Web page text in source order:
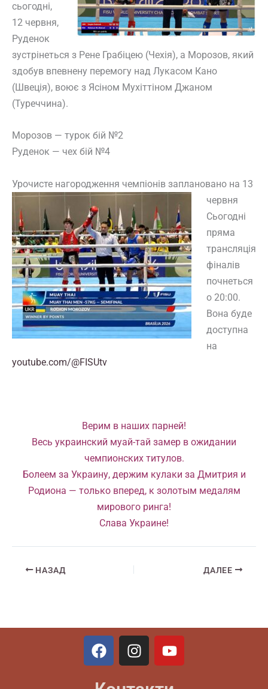
сьогодні,
12 червня,
Руденок
зустрінеться з Рене Грабіцею (Чехія), а Морозов, який
здобув впевнену перемогу над Лукасом Кано
(Швеція), воює з Ясіном Мухіттіном Джаном
(Туреччина).
Морозов — турок бій №2
Руденок — чех бій №4
Урочисте нагородження чемпіонів заплановано на 13
червня
Сьогодні
пряма
трансляція
фіналів
почнеться
о 20:00.
Вона буде
доступна
на
youtube.com/@FISUtv
Верим в наших парней!
Весь украинский муай-тай замер в ожидании
чемпионских титулов.
Болеем за Украину, держим кулаки за Дмитрия и
Родиона — только вперед, к золотым медалям
мирового ринга!
Слава Украине!
НАЗАД ДАЛЕЕ
F
a
I
n
Y
o